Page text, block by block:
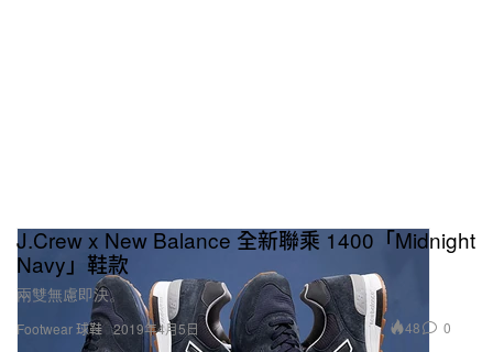
Footwear 球鞋
J.Crew x New Balance 全新聯乘 1400「Midnight
Navy」鞋款
兩雙無慮即決。
2019年4月5日 48 0